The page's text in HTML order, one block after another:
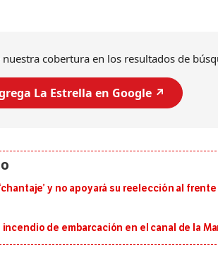
nuestra cobertura en los resultados de
La Estrella en Google ↗️
y no apoyará su reelección al frente
incendio de embarcación en el canal de la
al sur de Japón,